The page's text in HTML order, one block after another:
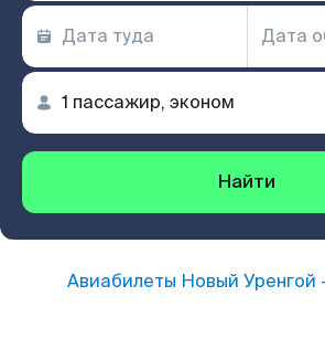
Найти
Авиабилеты Новый Уренгой